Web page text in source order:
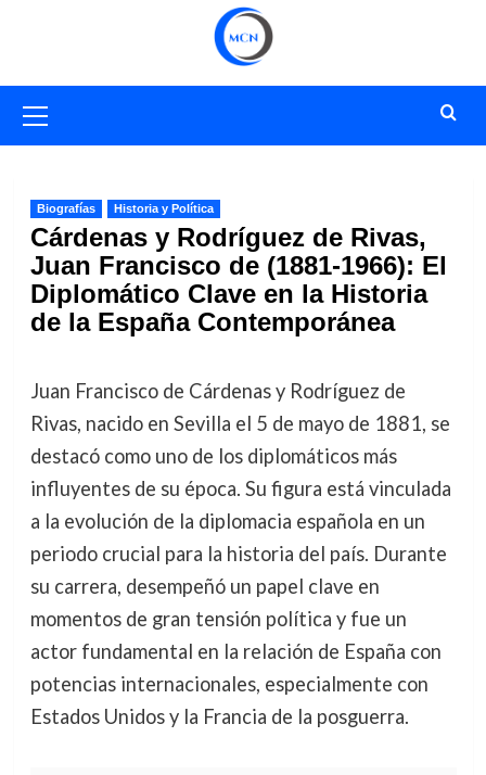
primario
Biografías Historia y Política
Cárdenas y Rodríguez de Rivas,
Juan Francisco de (1881-1966): El
Diplomático Clave en la Historia
de la España Contemporánea
Juan Francisco de Cárdenas y Rodríguez de
Rivas, nacido en Sevilla el 5 de mayo de 1881, se
destacó como uno de los diplomáticos más
influyentes de su época. Su figura está vinculada
a la evolución de la diplomacia española en un
periodo crucial para la historia del país. Durante
su carrera, desempeñó un papel clave en
momentos de gran tensión política y fue un
actor fundamental en la relación de España con
potencias internacionales, especialmente con
Estados Unidos y la Francia de la posguerra.